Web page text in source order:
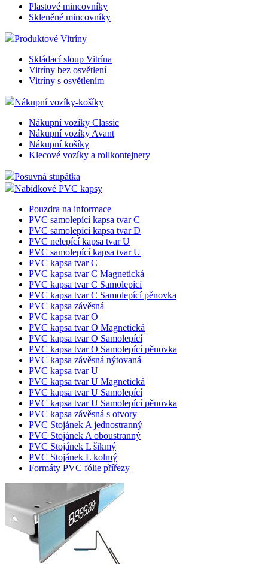
Plastové mincovníky
Skleněné mincovníky
Produktové Vitríny
Skládací sloup Vitrína
Vitríny bez osvětlení
Vitríny s osvětlením
Nákupní vozíky-košíky
Nákupní vozíky Classic
Nákupní vozíky Avant
Nákupní košíky
Klecové vozíky a rollkontejnery
Posuvná stupátka
Nabídkové PVC kapsy
Pouzdra na informace
PVC samolepící kapsa tvar C
PVC samolepící kapsa tvar D
PVC nelepící kapsa tvar U
PVC samolepící kapsa tvar U
PVC kapsa tvar C
PVC kapsa tvar C Magnetická
PVC kapsa tvar C Samolepící
PVC kapsa tvar C Samolepící pěnovka
PVC kapsa závěsná
PVC kapsa tvar O
PVC kapsa tvar O Magnetická
PVC kapsa tvar O Samolepící
PVC kapsa tvar O Samolepící pěnovka
PVC kapsa závěsná nýtovaná
PVC kapsa tvar U
PVC kapsa tvar U Magnetická
PVC kapsa tvar U Samolepící
PVC kapsa tvar U Samolepící pěnovka
PVC kapsa závěsná s otvory
PVC Stojánek A jednostranný
PVC Stojánek A oboustranný
PVC Stojánek L šikmý
PVC Stojánek L kolmý
Formáty PVC fólie přířezy